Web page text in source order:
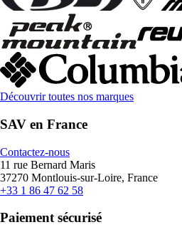
Découvrir toutes nos marques
SAV en France
Contactez-nous
11 rue Bernard Maris
37270 Montlouis-sur-Loire, France
+33 1 86 47 62 58
Paiement sécurisé